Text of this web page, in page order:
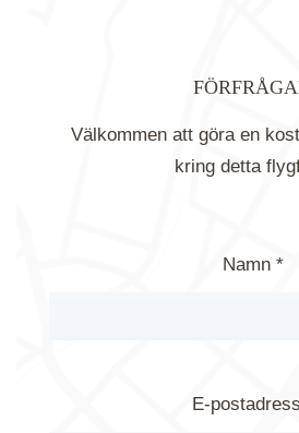
Välkommen att göra en
kring detta
Namn *
E-